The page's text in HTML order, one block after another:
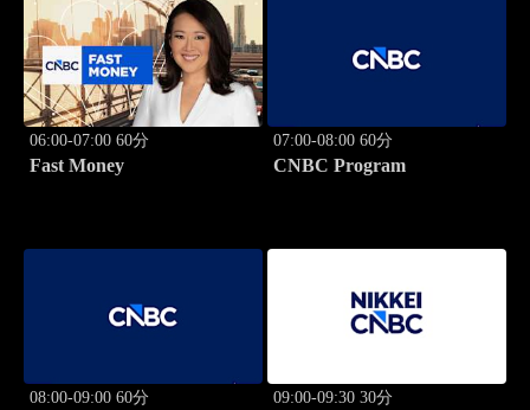
06:00-07:00 60分
Fast Money
07:00-08:00 60分
CNBC Program
08:00-09:00 60分 09:00-09:30 30分